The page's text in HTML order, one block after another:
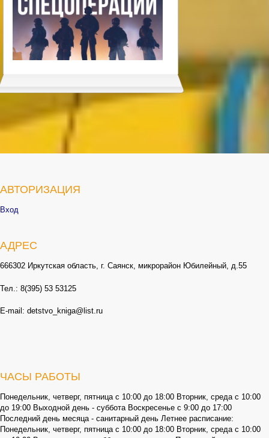
АВТОРИЗАЦИЯ
Вход
АДРЕС
666302 Иркутская область, г. Саянск, микрорайон Юбилейный, д.55
Тел.: 8(395) 53 53125
E-mail: detstvo_kniga@list.ru
ЧАСЫ РАБОТЫ
Понедельник, четверг, пятница с 10:00 до 18:00 Вторник, среда с 10:00
до 19:00 Выходной день - суббота Воскресенье с 9:00 до 17:00
Последний день месяца - санитарный день Летнее расписание:
Понедельник, четверг, пятница с 10:00 до 18:00 Вторник, среда с 10:00